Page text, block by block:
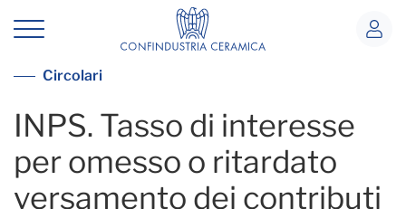
INPS. Tasso di interesse per
Vedi tutte le circolari
Circolari
INPS. Tasso di interesse
per omesso o ritardato
versamento dei contributi